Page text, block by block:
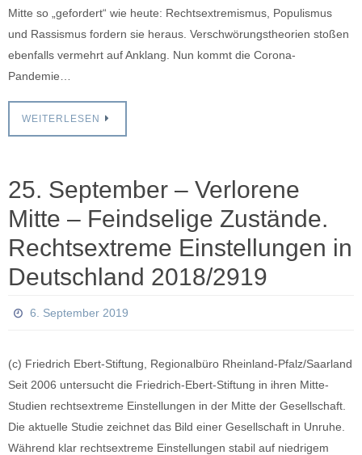
Mitte so „gefordert“ wie heute: Rechtsextremismus, Populismus
und Rassismus fordern sie heraus. Verschwörungstheorien stoßen
ebenfalls vermehrt auf Anklang. Nun kommt die Corona-
Pandemie…
WEITERLESEN
25. September – Verlorene
Mitte – Feindselige Zustände.
Rechtsextreme Einstellungen in
Deutschland 2018/2919
6. September 2019
(c) Friedrich Ebert-Stiftung, Regionalbüro Rheinland-Pfalz/Saarland
Seit 2006 untersucht die Friedrich-Ebert-Stiftung in ihren Mitte-
Studien rechtsextreme Einstellungen in der Mitte der Gesellschaft.
Die aktuelle Studie zeichnet das Bild einer Gesellschaft in Unruhe.
Während klar rechtsextreme Einstellungen stabil auf niedrigem